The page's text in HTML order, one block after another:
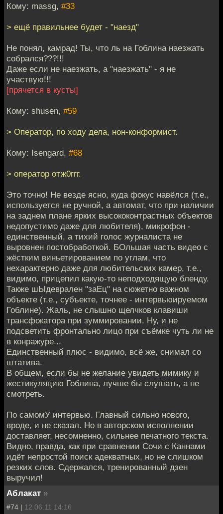
Кому: massg, #33
> ещё правильнее будет - "наезд"
Не понял, камрад! Ты, что ль на Гоблина наезжать
собрался???!!!
Даже если не наезжать, а "наезжать" - я не
участвую!!!
[прячется в кусты]
Кому: shusen, #59
> Оператор, по ходу дела, нон-конформист.
Кому: Isengard, #68
> оператор отж0ггг.
Это точно! Не везде ясно, куда фокус навёлся (т.е.,
используется не ручной, а автомат, что при наличии
на заднем плане ярких высококонтрастных объектов
недопустимо даже для любителя), микрофон -
единственный, а тихий голос журналиста не
выровнен постобработкой. БОльшая часть видео с
жёстким виньетированием по углам, что
нехарактерно даже для любительских камер, т.е.,
видимо, прицепил какую-то неподходящую бленду.
Также шЫдеврален "заЕц" на сюжетно важном
объекте (т.е., субъекте, точнее - интервьюируемом
Гоблине). Жаль, не слышно щелчков клавиши
трансфокатора при зуммировании. Ну, и не
подсветить фронтально лицо при съёмке чуть ли не
в конражуре...
Единственный плюс - видимо, всё же, снимал со
штатива.
В общем, если бы не желание увидеть мимику и
жестикуляцию Гоблина, лучше бы слушать, а не
смотреть.
По самомУ интервью. Главный сильно нового,
вроде, и не сказал. Но в авторском исполнении
доставляет, несомненно, сильнее печатного текста.
Видно, правда, как при сравнении Сочи с Каннами
идёт непростой поиск адекватных, но не слишком
резких слов. Сдержался, тренированный дзен
выручил!
Аблакат »
#74 | 12.06.11 14:16